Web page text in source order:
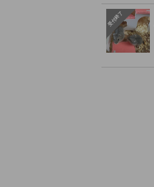
受付終了